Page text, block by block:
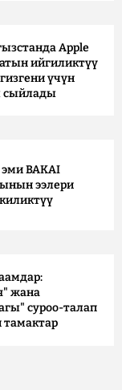
Apple
ийгиликтүү
үчүн
сыйлады
BAKAI
ээлери
жана
суроо-талап
тамактар